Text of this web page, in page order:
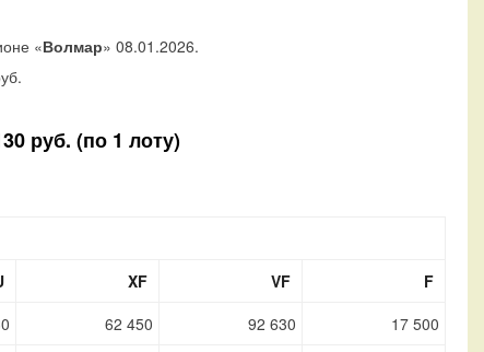
«Волмар» 08.01.2026.
руб. (по 1 лоту)
XF VF
F
62 450 92 630
17 500